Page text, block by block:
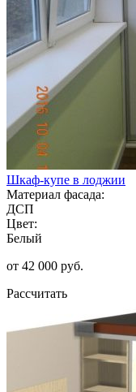
Шкаф-купе в лоджии
Материал фасада:
ДСП
Цвет:
Белый
от 42 000 руб.
Рассчитать